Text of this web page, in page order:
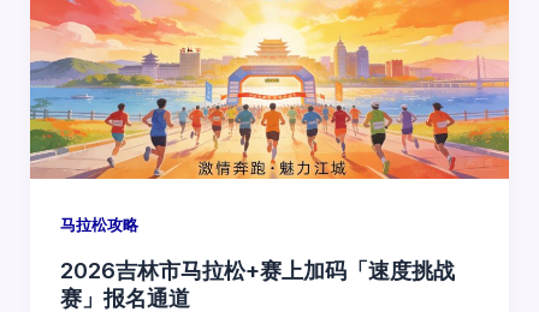
马拉松攻略
2026吉林市马拉松+赛上加码「速度挑战
赛」报名通道